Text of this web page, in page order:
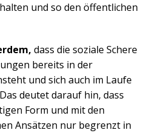
und so den öffentlichen
dass die soziale Schere
bereits in der
und sich auch im Laufe
deutet darauf hin, dass
Form und mit den
Ansätzen nur begrenzt in